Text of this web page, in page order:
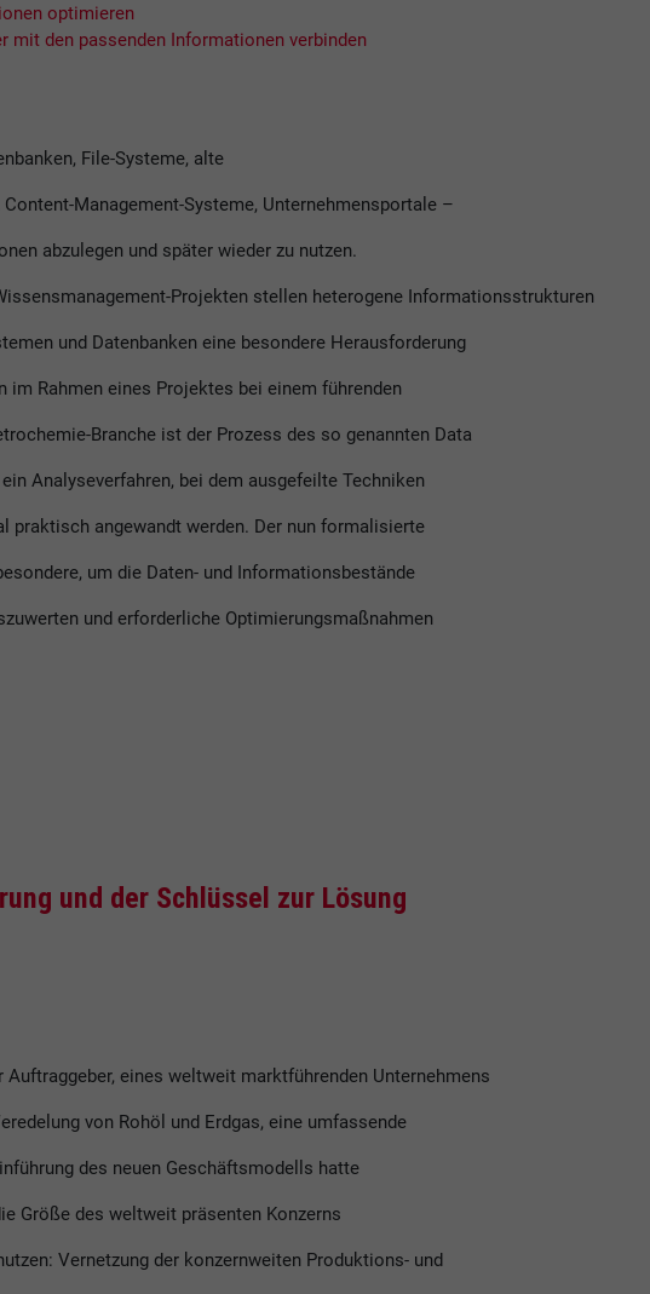
optimieren
mit den passenden Informationen verbinden
File-Systeme, alte
Content-Management-Systeme, Unternehmensportale –
abzulegen und später wieder zu nutzen.
Projekten stellen heterogene Informationsstrukturen
und Datenbanken eine besondere Herausforderung
im Rahmen eines Projektes bei einem führenden
Branche ist der Prozess des so genannten Data
Analyseverfahren, bei dem ausgefeilte Techniken
praktisch angewandt werden. Der nun formalisierte
um die Daten- und Informationsbestände
und erforderliche Optimierungsmaßnahmen
und der Schlüssel zur Lösung
Auftraggeber, eines weltweit marktführenden Unternehmens
von Rohöl und Erdgas, eine umfassende
des neuen Geschäftsmodells hatte
Größe des weltweit präsenten Konzerns
Vernetzung der konzernweiten Produktions- und